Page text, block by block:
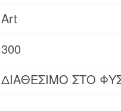
Art
300
ΔΙΑΘΕΣΙΜΟ ΣΤΟ